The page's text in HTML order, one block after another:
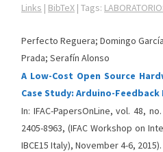
Links | BibTeX| Tags:
Perfecto Reguera; Domingo
Prada; Serafín Alonso
A Low-Cost Open Source
Case Study: Arduino-Feedback
In: IFAC-PapersOnLine,vol. 48,
2405-8963, (IFAC Workshop on
IBCE15 Italy), November 4-6, 2015).